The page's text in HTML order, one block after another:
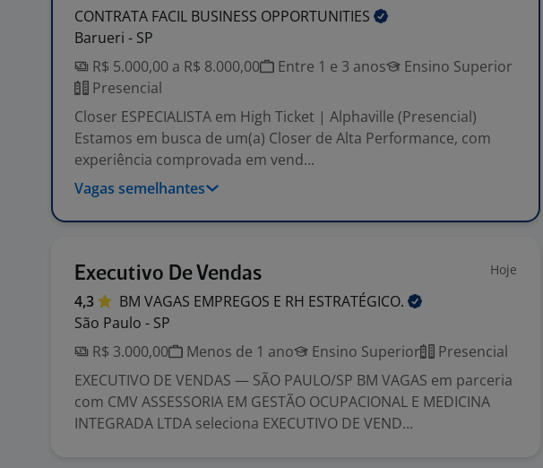
CONTRATA FACIL BUSINESS OPPORTUNITIES
Barueri - SP
R$ 5.000,00 a R$ 8.000,00
Entre 1 e 3 anos
Ensino Superior
Presencial
Closer ESPECIALISTA em High Ticket | Alphaville (Presencial)
Estamos em busca de um(a) Closer de Alta Performance, com
experiência comprovada em vend...
Vagas semelhantes
Executivo De Vendas Hoje
4,3 BM VAGAS EMPREGOS E RH ESTRATÉGICO.
São Paulo - SP
R$ 3.000,00
Menos de 1 ano Ensino Superior
Presencial
EXECUTIVO DE VENDAS — SÃO PAULO/SP BM VAGAS em parceria
com CMV ASSESSORIA EM GESTÃO OCUPACIONAL E MEDICINA
INTEGRADA LTDA seleciona EXECUTIVO DE VEND...